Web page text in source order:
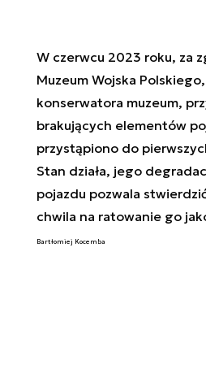
W czerwcu 2023 roku, za
Muzeum Wojska
konserwatora muzeum,
brakujących elementów
przystąpiono do
Stan działa, jego
pojazdu pozwala
chwila na ratowanie go
Bartłomiej Kocemba